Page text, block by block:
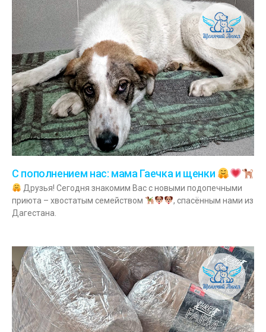
С пополнением нас: мама Гаечка и щенки
Друзья! Сегодня знакомим Вас с новыми подопечными
приюта – хвостатым семейством
, спасённым нами из
Дагестана.